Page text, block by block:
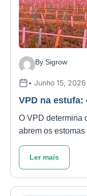
By Sigrow
• Junho 15, 2026
VPD na
O VPD determina
abrem os
Ler mais